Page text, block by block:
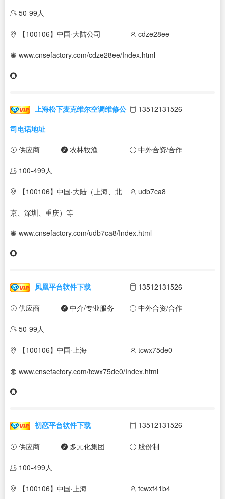
50-99人
【100106】中国·大陆公司 cdze28ee
www.cnsefactory.com/cdze28ee/Index.html
上海松下麦克维尔空调维修公
司电话地址
13512131526
供应商 农林牧渔 中外合资/合作
100-499人
【100106】中国·大陆（上海、北
京、深圳、重庆）等
udb7ca8
www.cnsefactory.com/udb7ca8/Index.html
凤凰平台软件下载 13512131526
供应商 中介/专业服务 中外合资/合作
50-99人
【100106】中国·上海 tcwx75de0
www.cnsefactory.com/tcwx75de0/Index.html
初恋平台软件下载 13512131526
供应商 多元化集团 股份制
100-499人
【100106】中国·上海 tcwxf41b4